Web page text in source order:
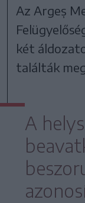
Az Argeș
két
találták
A